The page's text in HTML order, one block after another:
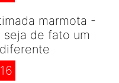
marmota -
seja de fato um